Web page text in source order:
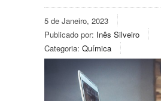
5 de Janeiro, 2023
Publicado por: Inês Silveiro
Categoria: Química